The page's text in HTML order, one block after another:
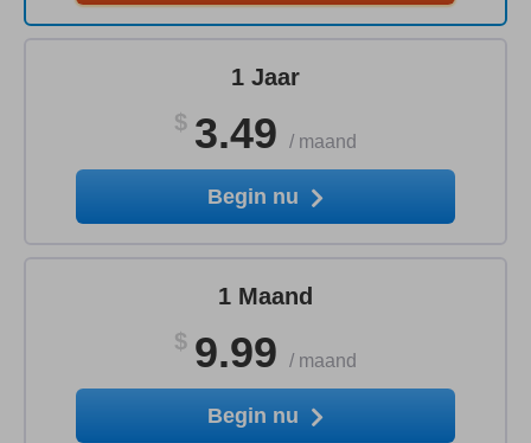
1 Jaar
$ 3.49 / maand
Begin nu
1 Maand
$ 9.99 / maand
Begin nu